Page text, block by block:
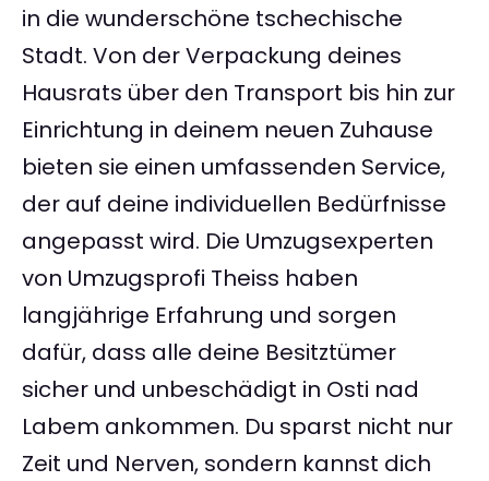
in die wunderschöne tschechische
Stadt. Von der Verpackung deines
Hausrats über den Transport bis hin zur
Einrichtung in deinem neuen Zuhause
bieten sie einen umfassenden Service,
der auf deine individuellen Bedürfnisse
angepasst wird. Die Umzugsexperten
von Umzugsprofi Theiss haben
langjährige Erfahrung und sorgen
dafür, dass alle deine Besitztümer
sicher und unbeschädigt in Osti nad
Labem ankommen. Du sparst nicht nur
Zeit und Nerven, sondern kannst dich